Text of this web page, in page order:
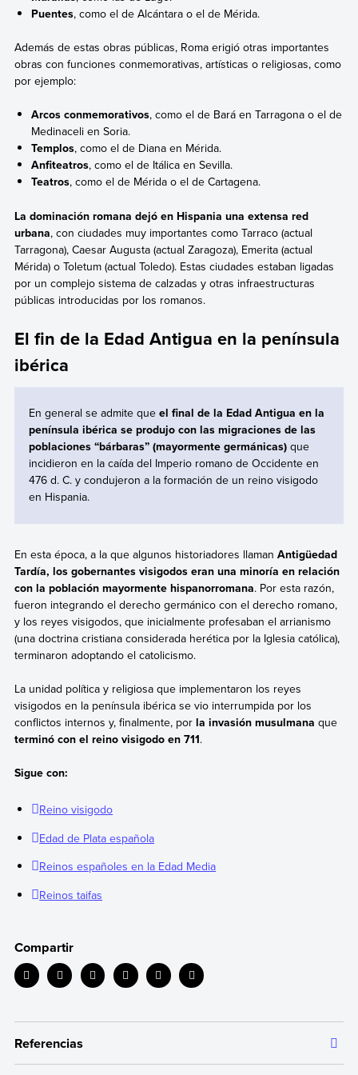
Puentes, como el de Alcántara o el de Mérida.
Además de estas obras públicas, Roma erigió otras importantes
obras con funciones conmemorativas, artísticas o religiosas, como
por ejemplo:
Arcos conmemorativos, como el de Bará en Tarragona o el de
Medinaceli en Soria.
Templos, como el de Diana en Mérida.
Anfiteatros, como el de Itálica en Sevilla.
Teatros, como el de Mérida o el de Cartagena.
La dominación romana dejó en Hispania una extensa red
urbana, con ciudades muy importantes como Tarraco (actual
Tarragona), Caesar Augusta (actual Zaragoza), Emerita (actual
Mérida) o Toletum (actual Toledo). Estas ciudades estaban ligadas
por un complejo sistema de calzadas y otras infraestructuras
públicas introducidas por los romanos.
El fin de la Edad Antigua en la península
ibérica
En general se admite queel final de la Edad Antigua en la
península ibérica se produjo con las migraciones de las
poblaciones “bárbaras” (mayormente germánicas)que
incidieron en la caída del Imperio romano de Occidente en
476 d. C. y condujeron a la formación de un reino visigodo
en Hispania.
En esta época, a la que algunos historiadores llaman Antigüedad
Tardía, los gobernantes visigodos eran una minoría en relación
con la población mayormente hispanorromana. Por esta razón,
fueron integrando el derecho germánico con el derecho romano,
y los reyes visigodos, que inicialmente profesaban el arrianismo
(una doctrina cristiana considerada herética por la Iglesia católica),
terminaron adoptando el catolicismo.
La unidad política y religiosa que implementaron los reyes
visigodos en la península ibérica se vio interrumpida por los
conflictos internos y, finalmente, por la invasión musulmana que
terminó con el reino visigodo en 711.
Sigue con:
Reino visigodo
Edad de Plata española
Reinos españoles en la Edad Media
Reinos taifas
Compartir
Referencias